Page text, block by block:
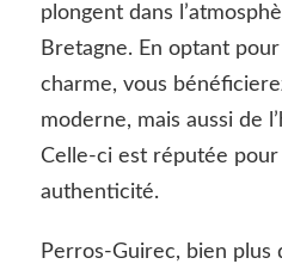
plongent dans
Bretagne. En optant
charme, vous
moderne, mais aussi de
Celle-ci est réputée
authenticité.
Perros-Guirec, bien plus